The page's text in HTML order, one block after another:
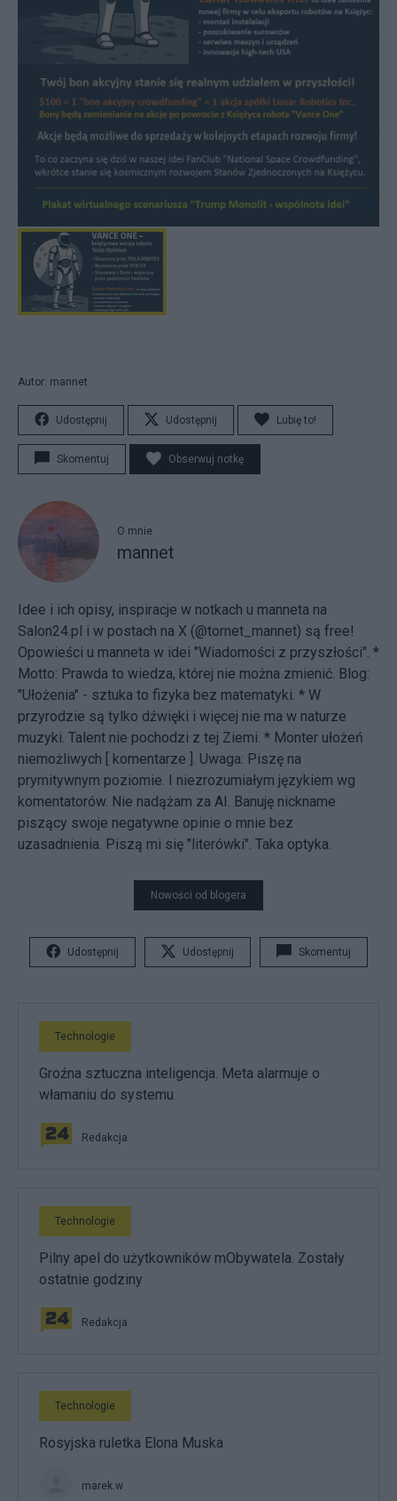
Autor: mannet
Udostępnij Udostępnij Lubię to!
Skomentuj Obserwuj notkę
O mnie
mannet
Idee i ich opisy, inspiracje w notkach u manneta na
Salon24.pl i w postach na X (@tornet_mannet) są free!
Opowieści u manneta w idei "Wiadomości z przyszłości". *
Motto: Prawda to wiedza, której nie można zmienić. Blog:
"Ułożenia" - sztuka to fizyka bez matematyki. * W
przyrodzie są tylko dźwięki i więcej nie ma w naturze
muzyki. Talent nie pochodzi z tej Ziemi. * Monter ułożeń
niemożliwych [
komentarze ]. Uwaga: Piszę na
prymitywnym poziomie. I niezrozumiałym językiem wg
komentatorów. Nie nadążam za AI. Banuję nickname
piszący swoje negatywne opinie o mnie bez
uzasadnienia. Piszą mi się "literówki". Taka optyka.
Nowości od blogera
Udostępnij Udostępnij Skomentuj
Technologie
Groźna sztuczna inteligencja. Meta alarmuje o
włamaniu do systemu
Redakcja
Technologie
Pilny apel do użytkowników mObywatela. Zostały
ostatnie godziny
Redakcja
Technologie
Rosyjska ruletka Elona Muska
marek.w